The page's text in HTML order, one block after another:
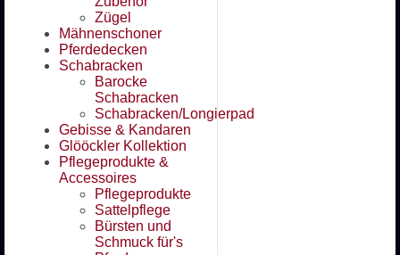
Zügel
Mähnenschoner
Pferdedecken
Schabracken
Barocke
Schabracken
Schabracken/Longierpad
Gebisse & Kandaren
Glööckler Kollektion
Pflegeprodukte &
Accessoires
Pflegeprodukte
Sattelpflege
Bürsten und
Schmuck für's